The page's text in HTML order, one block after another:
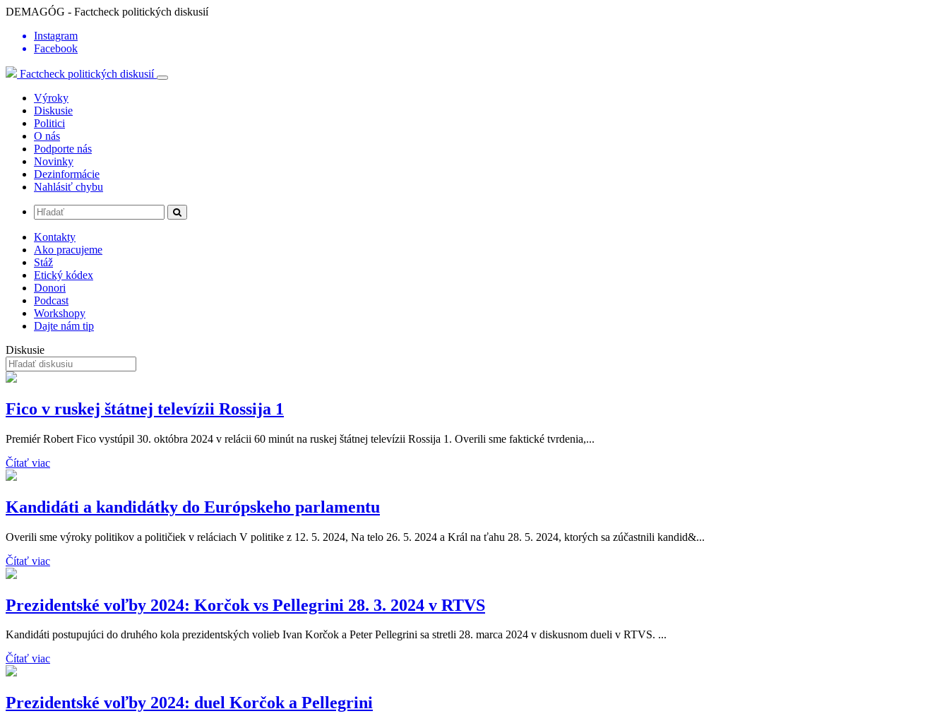
DEMAGÓG - Factcheck politických diskusií
Instagram
Facebook
Factcheck politických diskusií
Výroky
Diskusie
Politici
O nás
Podporte nás
Novinky
Dezinformácie
Nahlásiť chybu
Kontakty
Ako pracujeme
Stáž
Etický kódex
Donori
Podcast
Workshopy
Dajte nám tip
Diskusie
Fico v ruskej štátnej televízii Rossija 1
Premiér Robert Fico vystúpil 30. októbra 2024 v relácii 60 minút na ruskej štátnej televízii Rossija 1. Overili sme faktické tvrdenia,...
Čítať viac
Kandidáti a kandidátky do Európskeho parlamentu
Overili sme výroky politikov a političiek v reláciach V politike z 12. 5. 2024, Na telo 26. 5. 2024 a Král na ťahu 28. 5. 2024, ktorých sa zúčastnili kandid&...
Čítať viac
Prezidentské voľby 2024: Korčok vs Pellegrini 28. 3. 2024 v RTVS
Kandidáti postupujúci do druhého kola prezidentských volieb Ivan Korčok a Peter Pellegrini sa stretli 28. marca 2024 v diskusnom dueli v RTVS. ...
Čítať viac
Prezidentské voľby 2024: duel Korčok a Pellegrini